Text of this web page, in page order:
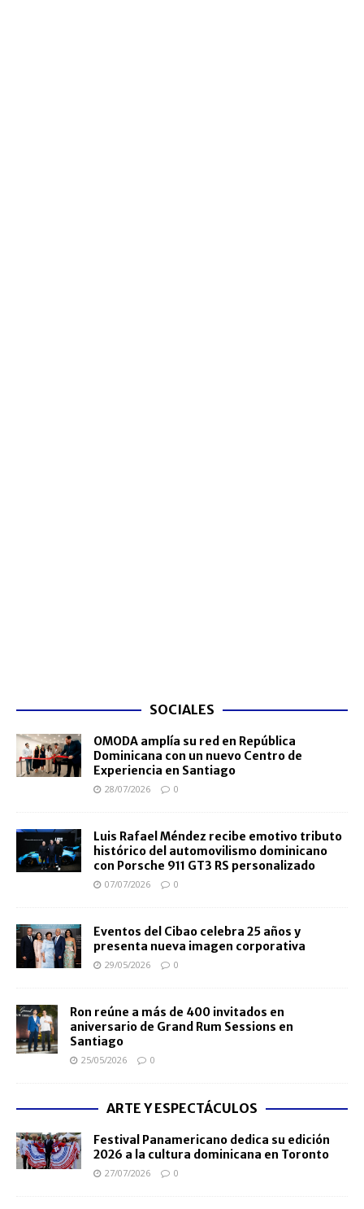
SOCIALES
OMODA amplía su red en República
Dominicana con un nuevo Centro de
Experiencia en Santiago
28/07/2026 0
Luis Rafael Méndez recibe emotivo tributo
histórico del automovilismo dominicano
con Porsche 911 GT3 RS personalizado
07/07/2026 0
Eventos del Cibao celebra 25 años y
presenta nueva imagen corporativa
29/05/2026 0
Ron reúne a más de 400 invitados en
aniversario de Grand Rum Sessions en
Santiago
25/05/2026 0
ARTE Y ESPECTÁCULOS
Festival Panamericano dedica su edición
2026 a la cultura dominicana en Toronto
27/07/2026 0